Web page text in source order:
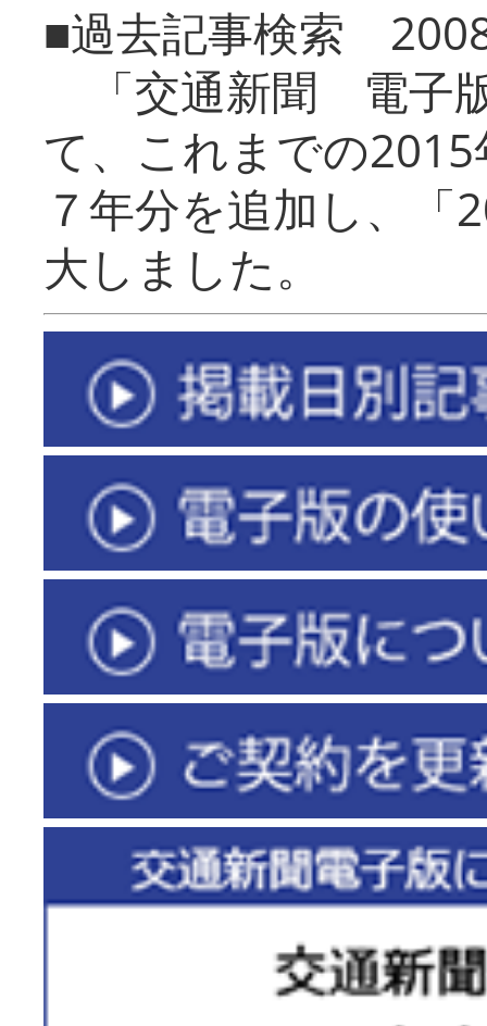
■過去記事検索
「交通新聞 電子
て、これまでの
７年分を追加し、「
大しまし